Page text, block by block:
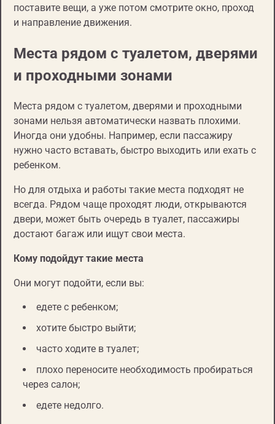
поставите вещи, а уже потом смотрите окно, проход
и направление движения.
Места рядом с туалетом, дверями
и проходными зонами
Места рядом с туалетом, дверями и проходными
зонами нельзя автоматически назвать плохими.
Иногда они удобны. Например, если пассажиру
нужно часто вставать, быстро выходить или ехать с
ребенком.
Но для отдыха и работы такие места подходят не
всегда. Рядом чаще проходят люди, открываются
двери, может быть очередь в туалет, пассажиры
достают багаж или ищут свои места.
Кому подойдут такие места
Они могут подойти, если вы:
едете с ребенком;
хотите быстро выйти;
часто ходите в туалет;
плохо переносите необходимость пробираться
через салон;
едете недолго.